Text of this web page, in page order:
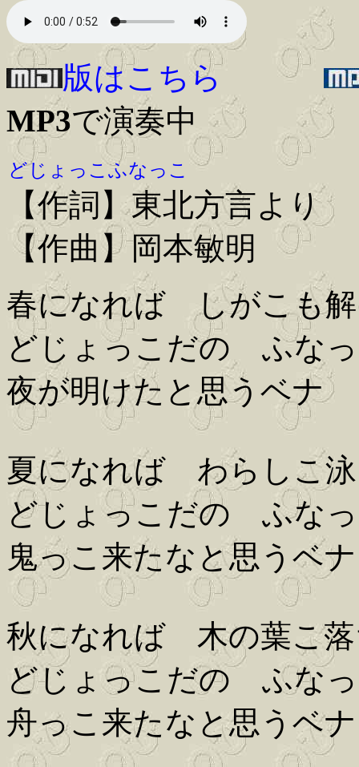
版はこちら
MP3で演奏中
どじょっこふなっこ
【作詞】東北方言より
【作曲】岡本敏明
春になれば しがこも
どじょっこだの ふな
夜が明けたと思うベナ
夏になれば わらしこ
どじょっこだの ふな
鬼っこ来たなと思うベナ
秋になれば 木の葉こ
どじょっこだの ふな
舟っこ来たなと思うベナ